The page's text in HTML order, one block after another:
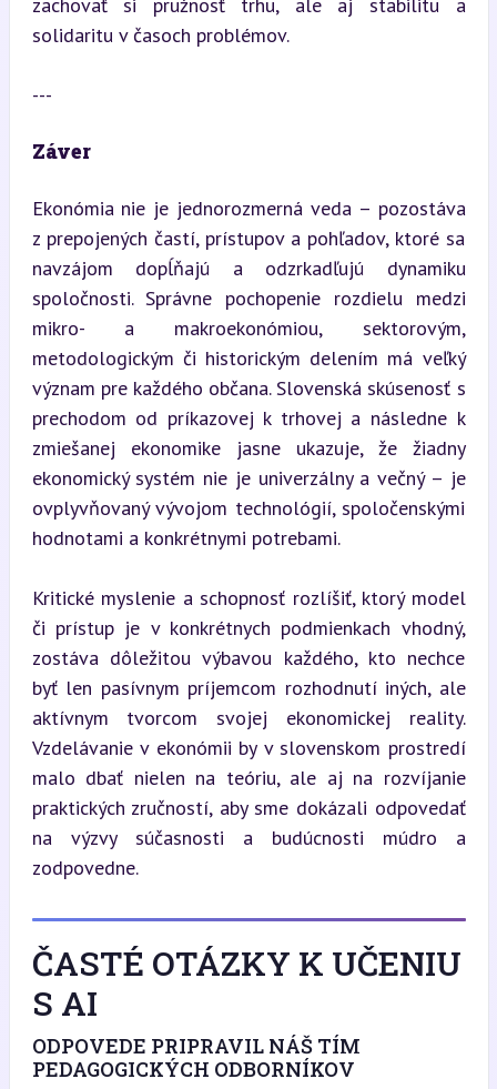
solidaritu v časoch problémov.
---
Záver
Ekonómia nie je jednorozmerná veda – pozostáva
z prepojených častí, prístupov a pohľadov, ktoré sa
navzájom dopĺňajú a odzrkadľujú dynamiku
spoločnosti. Správne pochopenie rozdielu medzi
mikro- a makroekonómiou, sektorovým,
metodologickým či historickým delením má veľký
význam pre každého občana. Slovenská skúsenosť s
prechodom od príkazovej k trhovej a následne k
zmiešanej ekonomike jasne ukazuje, že žiadny
ekonomický systém nie je univerzálny a večný – je
ovplyvňovaný vývojom technológií, spoločenskými
hodnotami a konkrétnymi potrebami.
Kritické myslenie a schopnosť rozlíšiť, ktorý model
či prístup je v konkrétnych podmienkach vhodný,
zostáva dôležitou výbavou každého, kto nechce
byť len pasívnym príjemcom rozhodnutí iných, ale
aktívnym tvorcom svojej ekonomickej reality.
Vzdelávanie v ekonómii by v slovenskom prostredí
malo dbať nielen na teóriu, ale aj na rozvíjanie
praktických zručností, aby sme dokázali odpovedať
na výzvy súčasnosti a budúcnosti múdro a
zodpovedne.
ČASTÉ OTÁZKY K UČENIU
S AI
ODPOVEDE PRIPRAVIL NÁŠ TÍM
PEDAGOGICKÝCH ODBORNÍKOV